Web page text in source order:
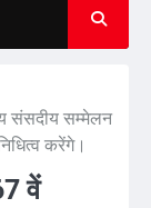
संसदीय सम्मेलन
करेंगे।
वें